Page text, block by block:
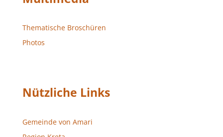
Thematische Broschüren
Photos
Nützliche Links
Gemeinde von Amari